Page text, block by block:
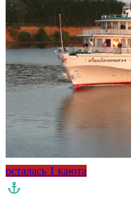
осталась 1 каюта